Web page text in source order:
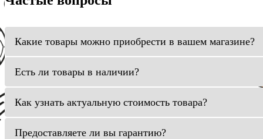
Какие товары можно приобрести в вашем магазине?
Есть ли товары в наличии?
Как узнать актуальную стоимость товара?
Предоставляете ли вы гарантию?